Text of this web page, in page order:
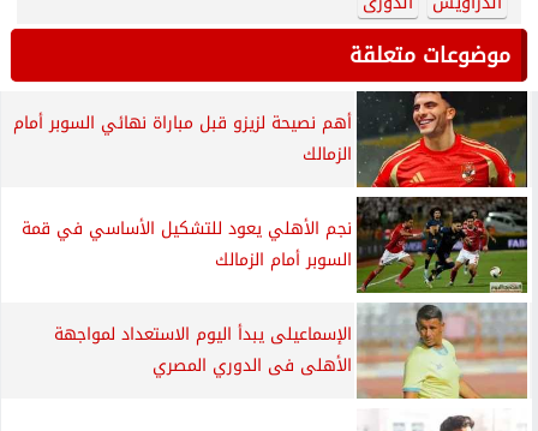
موضوعات متعلقة
أهم نصيحة لزيزو قبل مباراة نهائي السوبر أمام
الزمالك
نجم الأهلي يعود للتشكيل الأساسي في قمة
السوبر أمام الزمالك
الإسماعيلى يبدأ اليوم الاستعداد لمواجهة
الأهلى فى الدوري المصري